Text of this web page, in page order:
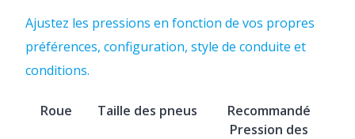
Ajustez les pressions en fonction de vos propres
préférences, configuration, style de conduite et
conditions.
Roue Taille des pneus
Recommandé
Pression des